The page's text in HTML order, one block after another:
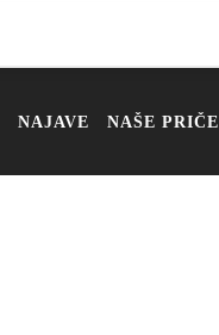
NAJAVE NAŠE PRIČE